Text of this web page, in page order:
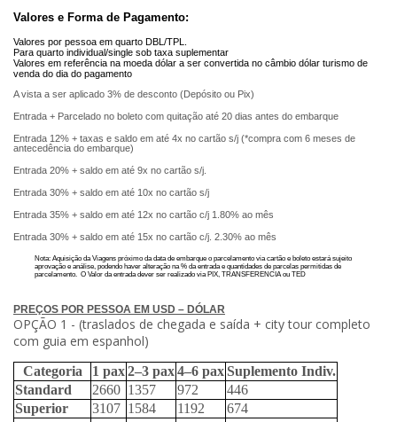
Valores e Forma de Pagamento:
Valores por pessoa em quarto DBL/TPL.
Para quarto individual/single sob taxa suplementar
Valores em referência na moeda dólar a ser convertida no câmbio dólar turismo de
venda do dia do pagamento
A vista a ser aplicado 3% de desconto (Depósito ou Pix)
Entrada + Parcelado no boleto com quitação até 20 dias antes do embarque
Entrada 12% + taxas e saldo em até 4x no cartão s/j (*compra com 6 meses de
antecedência do embarque)
Entrada 20% + saldo em até 9x no cartão s/j.
Entrada 30% + saldo em até 10x no cartão s/j
Entrada 35% + saldo em até 12x no cartão c/j 1.80% ao mês
Entrada 30% + saldo em até 15x no cartão c/j. 2.30% ao mês
Nota: Aquisição da Viagens próximo da data de embarque o parcelamento via cartão e boleto estará sujeito
aprovação e análise, podendo haver alteração na % da entrada e quantidades de parcelas permitidas de
parcelamento. O Valor da entrada dever ser realizado via PIX, TRANSFERENCIA ou TED
PREÇOS POR PESSOA EM USD – DÓLAR
OPÇÃO 1 - (traslados de chegada e saída + city tour completo
com guia em espanhol)
Categoria 1 pax2–3 pax4–6 paxSuplemento Indiv.
Standard
2660 1357 972
446
Superior
3107 1584 1192
674